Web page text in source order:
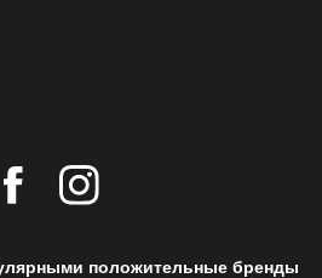
положительные бренды